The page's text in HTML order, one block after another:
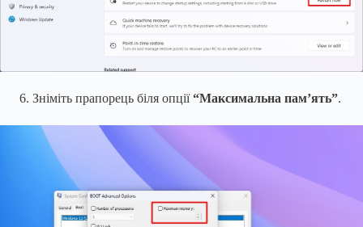
Зніміть прапорець біля опції“Максимальна пам’ять”.